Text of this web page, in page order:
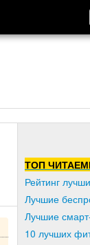
ТОП
Рейтинг
Лучшие
Лучшие
10 лучших